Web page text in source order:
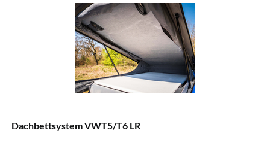
Dachbettsystem VWT5/T6 LR